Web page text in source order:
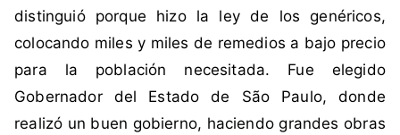
s
t
u
c
distinguió porque hizo la ley de los genéricos,
colocando miles y miles de remedios a bajo precio
para la población necesitada. Fue elegido
Gobernador del Estado de São Paulo, donde
realizó un buen gobierno, haciendo grandes obras